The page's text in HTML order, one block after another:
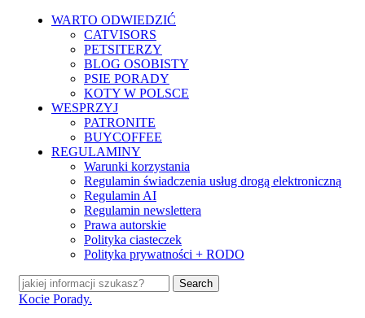
WARTO ODWIEDZIĆ
CATVISORS
PETSITERZY
BLOG OSOBISTY
PSIE PORADY
KOTY W POLSCE
WESPRZYJ
PATRONITE
BUYCOFFEE
REGULAMINY
Warunki korzystania
Regulamin świadczenia usług drogą elektroniczną
Regulamin AI
Regulamin newslettera
Prawa autorskie
Polityka ciasteczek
Polityka prywatności + RODO
Search
Close
Kocie Porady.